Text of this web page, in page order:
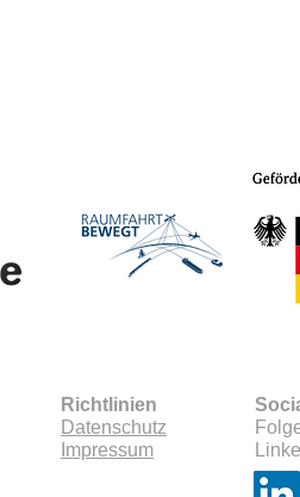
Richtlinien
Datenschutz
Impressum